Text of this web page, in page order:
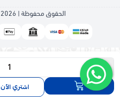
اشتري الآن
الحقوق محفوظة | 2026